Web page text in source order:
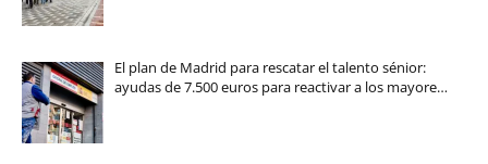
El plan de Madrid para rescatar el talento sénior:
ayudas de 7.500 euros para reactivar a los mayore…